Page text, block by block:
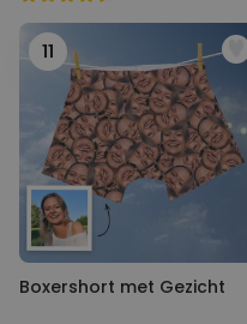
11
Boxershort met Gezicht